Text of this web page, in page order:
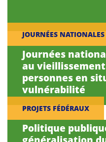
JOURNÉES NATIONALES
Journées
au
personnes en
vulnérabilité
PROJETS FÉDÉRAUX
Politique